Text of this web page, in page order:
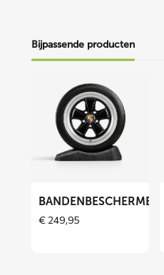
Bijpassende producten
Bandenbeschermers
BANDENBESCHERMERS
€ 249,95